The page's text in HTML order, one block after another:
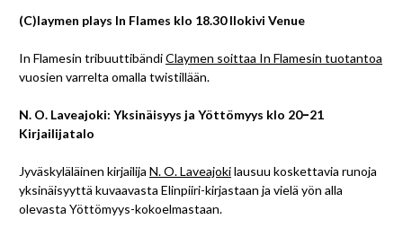
(C)laymen plays In Flames klo 18.30 Ilokivi Venue
In Flamesin tribuuttibändiClaymen soittaa In Flamesin tuotantoa
vuosien varrelta omalla twistillään.
N. O. Laveajoki: Yksinäisyys ja Yöttömyys klo 20–21
Kirjailijatalo
Jyväskyläläinen kirjailija N. O. Laveajokilausuu koskettavia runoja
yksinäisyyttä kuvaavasta Elinpiiri-kirjastaan ja vielä yön alla
olevasta Yöttömyys-kokoelmastaan.